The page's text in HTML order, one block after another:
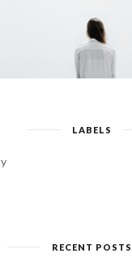
LABELS
RECENT POSTS